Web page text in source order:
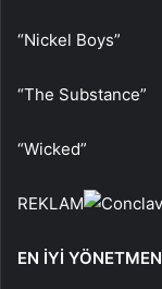
“Nickel Boys”
“The Substance”
“Wicked”
REKLAM
EN İYİ YÖNETMEN